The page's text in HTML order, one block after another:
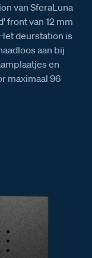
van SferaLuna
front van 12 mm
deurstation is
aan bij
en
maximaal 96